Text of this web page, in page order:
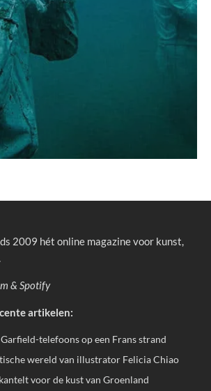
2009 hét online magazine voor kunst,
& Spotify
artikelen:
telefoons op een Frans strand
wereld van illustrator Felicia Chiao
voor de kust van Groenland